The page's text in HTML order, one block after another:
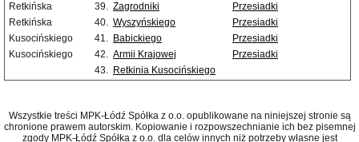
Retkińska
39. Zagrodniki
Przesiadki
Retkińska
40. Wyszyńskiego
Przesiadki
Kusocińskiego
41. Babickiego
Przesiadki
Kusocińskiego
42. Armii Krajowej
Przesiadki
43. Retkinia Kusocińskiego
Wszystkie treści MPK-Łódź Spółka z o.o. opublikowane na niniejszej stronie są
chronione prawem autorskim. Kopiowanie i rozpowszechnianie ich bez pisemnej
zgody MPK-Łódź Spółka z o.o. dla celów innych niż potrzeby własne jest